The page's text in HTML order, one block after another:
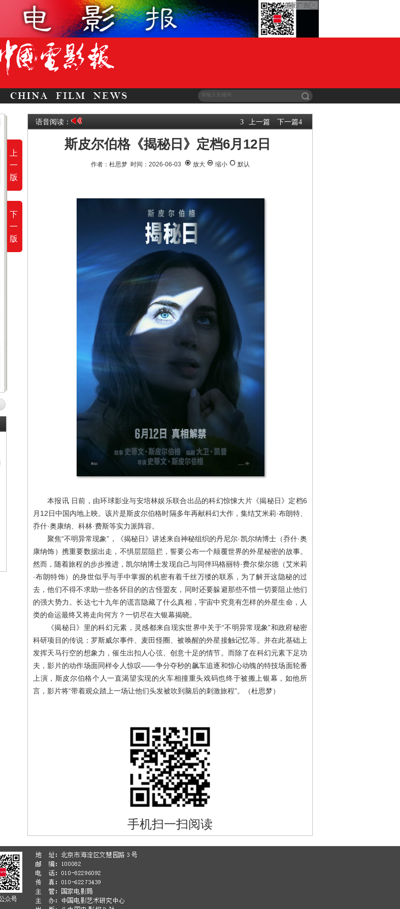
上
一
版
下
一
版
语音阅读： 3 上一篇 下一篇4
斯皮尔伯格《揭秘日》定档6月12日
作者：杜思梦 时间：2026-06-03 放大 缩小 默认
本报讯 日前，由环球影业与安培林娱乐联合出品的科幻惊悚大片《揭秘日》定档6
月12日中国内地上映。该片是斯皮尔伯格时隔多年再献科幻大作，集结艾米莉·布朗特、
乔什·奥康纳、科林·费斯等实力派阵容。
聚焦“不明异常现象”，《揭秘日》讲述来自神秘组织的丹尼尔·凯尔纳博士（乔什·奥
康纳饰）携重要数据出走，不惧层层阻拦，誓要公布一个颠覆世界的外星秘密的故事。
然而，随着旅程的步步推进，凯尔纳博士发现自己与同伴玛格丽特·费尔柴尔德（艾米莉
·布朗特饰）的身世似乎与手中掌握的机密有着千丝万缕的联系，为了解开这隐秘的过
去，他们不得不求助一些各怀目的的古怪盟友，同时还要躲避那些不惜一切要阻止他们
的强大势力。长达七十九年的谎言隐藏了什么真相，宇宙中究竟有怎样的外星生命，人
类的命运最终又将走向何方？一切尽在大银幕揭晓。
《揭秘日》里的科幻元素，灵感都来自现实世界中关于“不明异常现象”和政府秘密
科研项目的传说：罗斯威尔事件、麦田怪圈、被唤醒的外星接触记忆等。并在此基础上
发挥天马行空的想象力，催生出扣人心弦、创意十足的情节。而除了在科幻元素下足功
夫，影片的动作场面同样令人惊叹——争分夺秒的飙车追逐和惊心动魄的特技场面轮番
上演，斯皮尔伯格个人一直渴望实现的火车相撞重头戏码也终于被搬上银幕，如他所
言，影片将“带着观众踏上一场让他们头发被吹到脑后的刺激旅程”。（杜思梦）
手机扫一扫阅读